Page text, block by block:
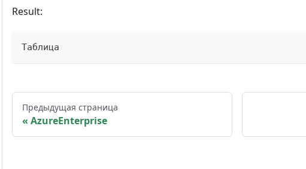
Result:
Таблица
Предыдущая страница
AzureEnterprise